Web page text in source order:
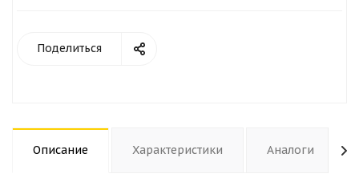
Поделиться
Описание Характеристики Аналоги